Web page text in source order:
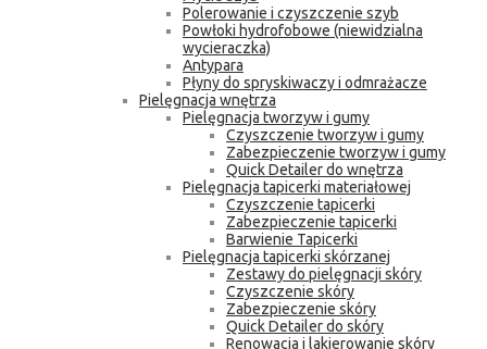
Polerowanie i czyszczenie szyb
Powłoki hydrofobowe (niewidzialna
wycieraczka)
Antypara
Płyny do spryskiwaczy i odmrażacze
Pielęgnacja wnętrza
Pielęgnacja tworzyw i gumy
Czyszczenie tworzyw i gumy
Zabezpieczenie tworzyw i gumy
Quick Detailer do wnętrza
Pielęgnacja tapicerki materiałowej
Czyszczenie tapicerki
Zabezpieczenie tapicerki
Barwienie Tapicerki
Pielęgnacja tapicerki skórzanej
Zestawy do pielęgnacji skóry
Czyszczenie skóry
Zabezpieczenie skóry
Quick Detailer do skóry
Renowacja i lakierowanie skóry